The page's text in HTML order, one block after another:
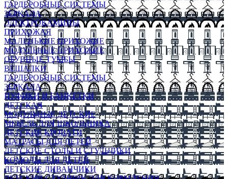
ГАРДЕРОБНЫЕ СИСТЕМЫ
ЗЕРКАЛА
ЭЛЕКТРОКАМИНЫ
ПРИХОЖАЯ
МАЛЕНЬКИЕ ПРИХОЖИЕ
МОДУЛЬНЫЕ ПРИХОЖИЕ
ОБУВНЫЕ ТУМБЫ
ВЕШАЛКИ
ГАРДЕРОБНЫЕ СИСТЕМЫ
ЗЕРКАЛА
ПУФИКИ И БАНКЕТКИ
ДЕТСКАЯ
МОДУЛЬНЫЕ ДЕТСКИЕ
МЕБЕЛЬ ДЛЯ ШКОЛЬНИКА
ДЕТСКИЕ КРОВАТИ
МАТРАСЫ ДЛЯ ДЕТЕЙ
ДЕТСКИЕ СТОЛЫ И СТУЛЬЧИКИ
КОМОДЫ ДЛЯ ДЕТЕЙ
ДЕТСКИЕ ДИВАНЧИКИ